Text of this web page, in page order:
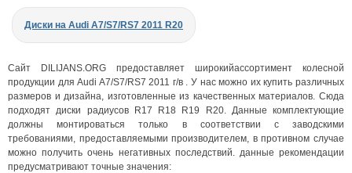
Диски на Audi A7/S7/RS7 2011 R20
Сайт DILIJANS.ORG предоставляет широкийассортимент колесной
продукции для Audi A7/S7/RS7 2011 г/в . У нас можно их купить различных
размеров и дизайна, изготовленные из качественных материалов. Сюда
подходят диски радиусов R17 R18 R19 R20. Данные комплектующие
должны монтироваться только в соответствии с заводскими
требованиями, предоставляемыми производителем, в противном случае
можно получить очень негативных последствий. данные рекомендации
предусматривают точные значения: